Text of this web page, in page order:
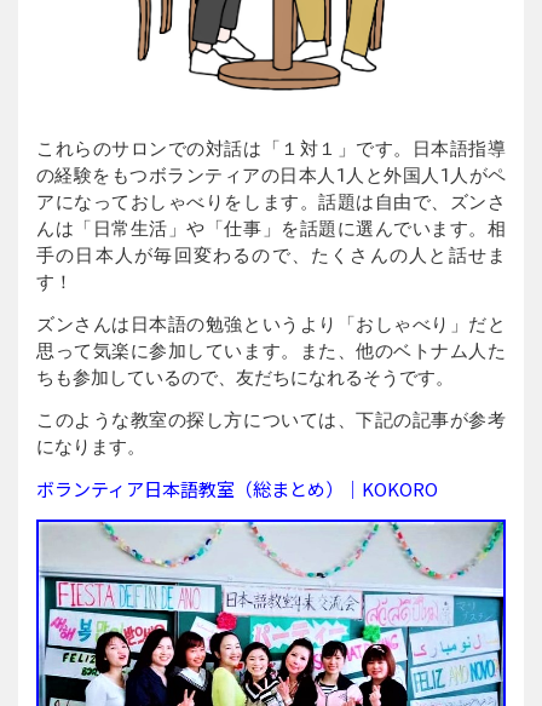
これらのサロンでの対話は「１対１」です。日本語指導
の経験をもつボランティアの日本人1人と外国人1人がペ
アになっておしゃべりをします。話題は自由で、ズンさ
んは「日常生活」や「仕事」を話題に選んでいます。相
手の日本人が毎回変わるので、たくさんの人と話せま
す！
ズンさんは日本語の勉強というより「おしゃべり」だと
思って気楽に参加しています。また、他のベトナム人た
ちも参加しているので、友だちになれるそうです。
このような教室の探し方については、下記の記事が参考
になります。
ボランティア日本語教室（総まとめ）｜KOKORO